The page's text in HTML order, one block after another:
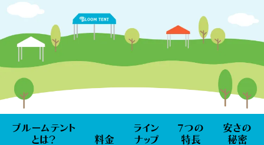
ブルームテント
とは？
料金
ライン
ナップ
7つの
特長
安さの
秘密